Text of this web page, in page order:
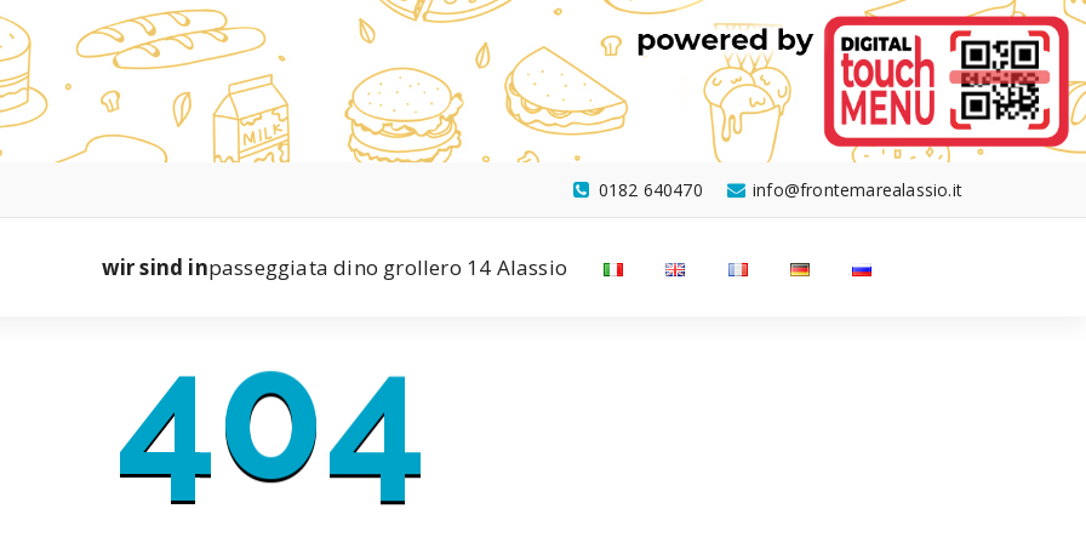
info@frontemarealassio.it
0182 640470
wir sind inpasseggiata dino grollero 14 Alassio
404